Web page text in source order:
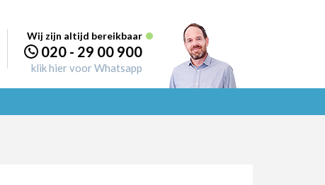
Wij zijn altijd bereikbaar
020 - 29 00 900
klik hier voor Whatsapp